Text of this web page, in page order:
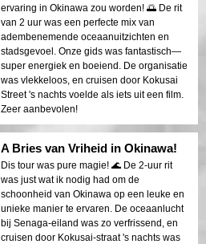
ervaring in Okinawa zou worden! 🌅 De rit
van 2 uur was een perfecte mix van
adembenemende oceaanuitzichten en
stadsgevoel. Onze gids was fantastisch—
super energiek en boeiend. De organisatie
was vlekkeloos, en cruisen door Kokusai
Street 's nachts voelde als iets uit een film.
Zeer aanbevolen!
A Bries van Vriheid in Okinawa!
Dis tour was pure magie! 🌊 De 2-uur rit
was just wat ik nodig had om de
schoonheid van Okinawa op een leuke en
unieke manier te ervaren. De oceaanlucht
bij Senaga-eiland was zo verfrissend, en
cruisen door Kokusai-straat 's nachts was